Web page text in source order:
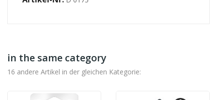
in the same category
16 andere Artikel in der gleichen Kategorie: